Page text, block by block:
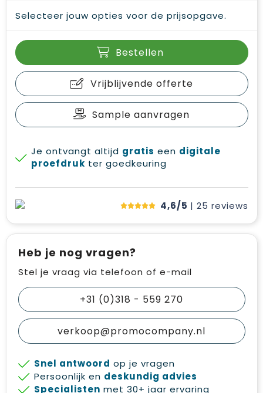
Selecteer jouw opties voor de prijsopgave.
Bestellen
Vrijblijvende offerte
Sample aanvragen
Je ontvangt altijd gratis een digitale
proefdruk ter goedkeuring
4,6/5 | 25 reviews
Heb je nog vragen?
Stel je vraag via telefoon of e-mail
+31 (0)318 - 559 270
verkoop@promocompany.nl
Snel antwoord op je vragen
Persoonlijk en deskundig advies
Specialisten met 30+ jaar ervaring